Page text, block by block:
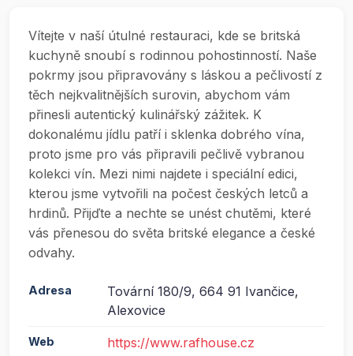
Vítejte v naší útulné restauraci, kde se britská
kuchyně snoubí s rodinnou pohostinností. Naše
pokrmy jsou připravovány s láskou a pečlivostí z
těch nejkvalitnějších surovin, abychom vám
přinesli autentický kulinářský zážitek. K
dokonalému jídlu patří i sklenka dobrého vína,
proto jsme pro vás připravili pečlivě vybranou
kolekci vín. Mezi nimi najdete i speciální edici,
kterou jsme vytvořili na počest českých letců a
hrdinů. Přijďte a nechte se unést chutěmi, které
vás přenesou do světa britské elegance a české
odvahy.
Adresa
Tovární 180/9, 664 91 Ivančice,
Alexovice
Web https://www.rafhouse.cz